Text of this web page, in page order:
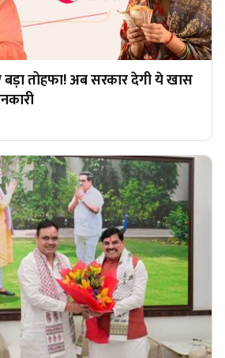
तोहफा! अब सरकार देगी ये खास